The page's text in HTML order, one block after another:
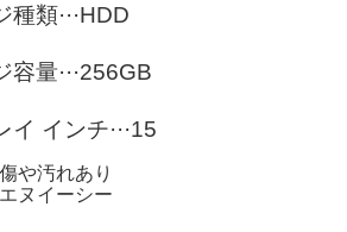
種類···HDD
容量···256GB
イ インチ···15
傷や汚れあり
エヌイーシー